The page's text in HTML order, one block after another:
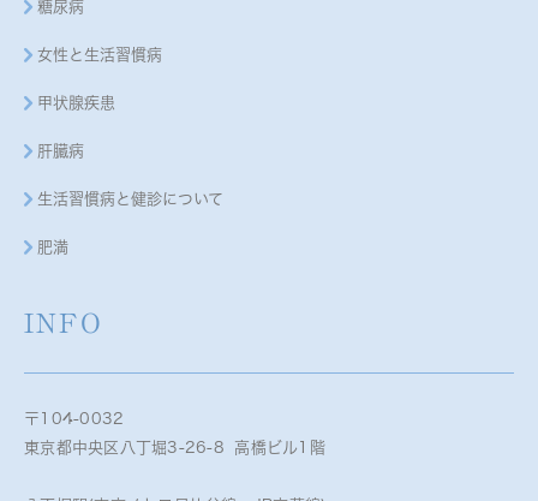
糖尿病
女性と生活習慣病
甲状腺疾患
肝臓病
生活習慣病と健診について
肥満
INFO
〒104-0032
東京都中央区八丁堀3-26-8 高橋ビル1階